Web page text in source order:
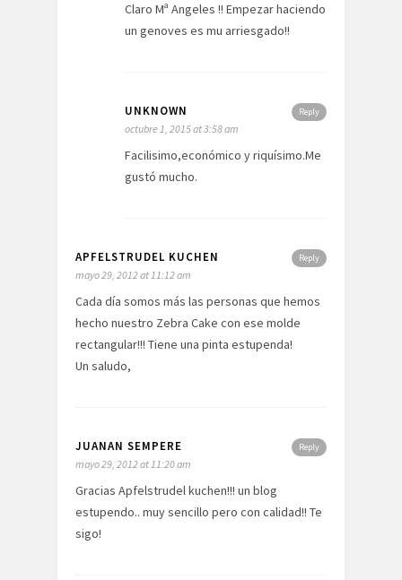
Claro Mª Angeles !! Empezar haciendo
un genoves es mu arriesgado!!
Reply
UNKNOWN
octubre 1, 2015 at 3:58 am
Facilisimo,económico y riquísimo.Me
gustó mucho.
Reply
APFELSTRUDEL KUCHEN
mayo 29, 2012 at 11:12 am
Cada día somos más las personas que hemos
hecho nuestro Zebra Cake con ese molde
rectangular!!! Tiene una pinta estupenda!
Un saludo,
Reply
JUANAN SEMPERE
mayo 29, 2012 at 11:20 am
Gracias Apfelstrudel kuchen!!! un blog
estupendo.. muy sencillo pero con calidad!! Te
sigo!